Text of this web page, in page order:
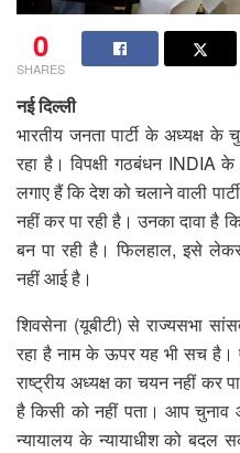
0
SHARES
नई दिल्ली
भारतीय जनता पार्टी के अध्यक्ष के
रहा है। विपक्षी गठबंधन INDIA
लगाए हैं कि देश को चलाने वाली
नहीं कर पा रही है। उनका दावा है
बन पा रही है। फिलहाल, इसे
नहीं आई है।
शिवसेना (यूबीटी) से राज्यसभा
रहा है नाम के ऊपर यह भी सच है।
राष्ट्रीय अध्यक्ष का चयन नहीं कर
है किसी को नहीं पता। आप
न्यायालय के न्यायाधीश को